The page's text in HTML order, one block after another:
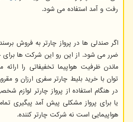
رفت و آمد استفاده می شود.
اگر صندلی ها در پرواز چارتر به فروش
ضرر می شود. از این رو این شرکت ها
ماندن ظرفیت هواپیما تخفیفاتی را
توان با خرید بلیط چارتر سفری ارزان و
در هنگام استفاده از پرواز چارتر لوازم
یا برای پرواز مشکلی پیش آمد پیگیری
هواپیمایی است نه شرکت چارتر کننده.